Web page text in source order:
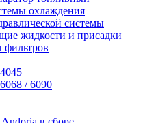
охлаждения
системы
жидкости и присадки
/ 6090